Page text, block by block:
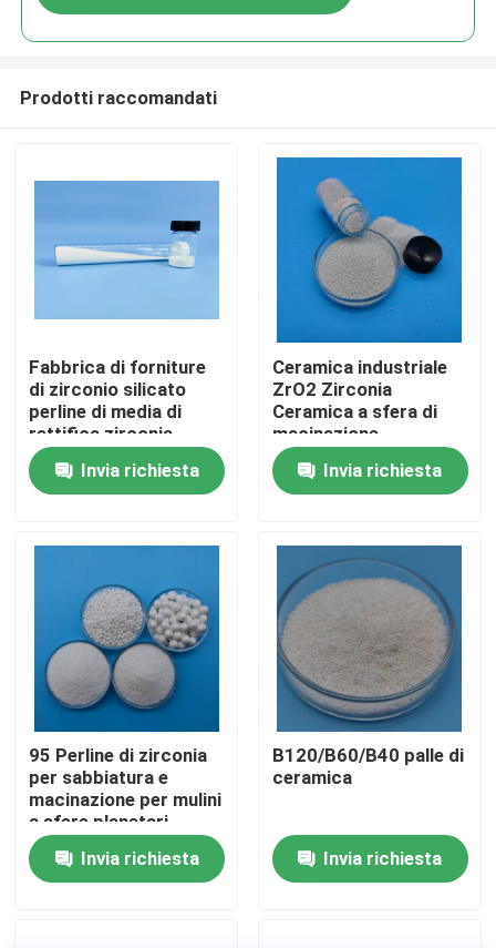
Prodotti
Chi siamo
Controllo di qualità
Contattaci
Media di brillamento ceramici
Brillamento ceramico della perla
Prodotti raccomandati
Fabbrica di forniture
di zirconio silicato
perline di media di
rettifica zirconia
ceramica sfere
Invia richiesta
Ceramica industriale
ZrO2 Zirconia
Ceramica a sfera di
macinazione
Invia richiesta
95 Perline di zirconia
per sabbiatura e
macinazione per mulini
a sfere planetari
Invia richiesta
B120/B60/B40 palle di
ceramica
Invia richiesta